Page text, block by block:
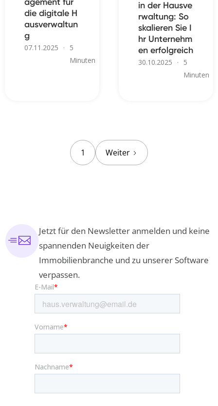
die digitale H
ausverwaltun
g
07.11.2025 ·
5
Minuten
in der Hausve
rwaltung: So
skalieren Sie I
hr Unternehm
en erfolgreich
30.10.2025 ·
5
Minuten
1 Weiter
Jetzt für den Newsletter anmelden und keine
spannenden Neuigkeiten der
Immobilienbranche und zu unserer Software
verpassen.